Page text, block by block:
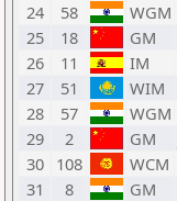
24
58 WGM
25
18 GM
26
11 IM
27
51 WIM
28
57 WGM
29
2 GM
30 108 WCM
31
8 GM